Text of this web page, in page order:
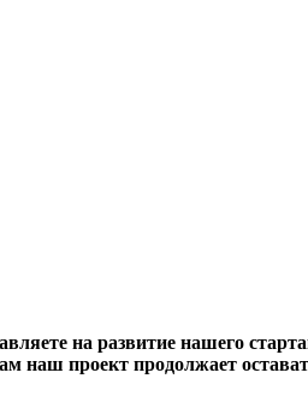
на развитие нашего
наш проект продолжает